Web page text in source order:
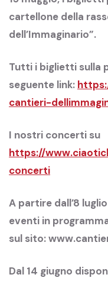
cartellone della
dell’Immaginario”.
Tutti i biglietti sulla
seguente link:
cantieri-
I nostri concerti su
https://
concerti
A partire dall’8
eventi in
sul sito:
Dal 14 giugno